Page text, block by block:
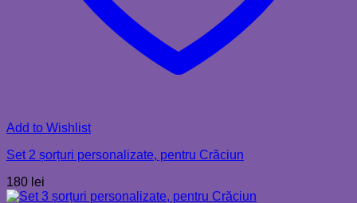
Add to Wishlist
Set 2 șorțuri personalizate, pentru Crăciun
180 lei